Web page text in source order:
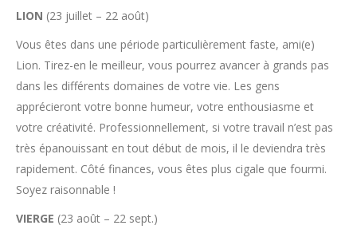
LION (23 juillet – 22 août)
Vous êtes dans une période particulièrement faste, ami(e)
Lion. Tirez-en le meilleur, vous pourrez avancer à grands pas
dans les différents domaines de votre vie. Les gens
apprécieront votre bonne humeur, votre enthousiasme et
votre créativité. Professionnellement, si votre travail n’est pas
très épanouissant en tout début de mois, il le deviendra très
rapidement. Côté finances, vous êtes plus cigale que fourmi.
Soyez raisonnable !
VIERGE (23 août – 22 sept.)